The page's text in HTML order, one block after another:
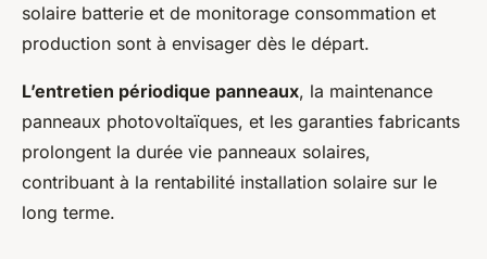
solaire batterie et de monitorage consommation et
production sont à envisager dès le départ.
L’entretien périodique panneaux, la maintenance
panneaux photovoltaïques, et les garanties fabricants
prolongent la durée vie panneaux solaires,
contribuant à la rentabilité installation solaire sur le
long terme.